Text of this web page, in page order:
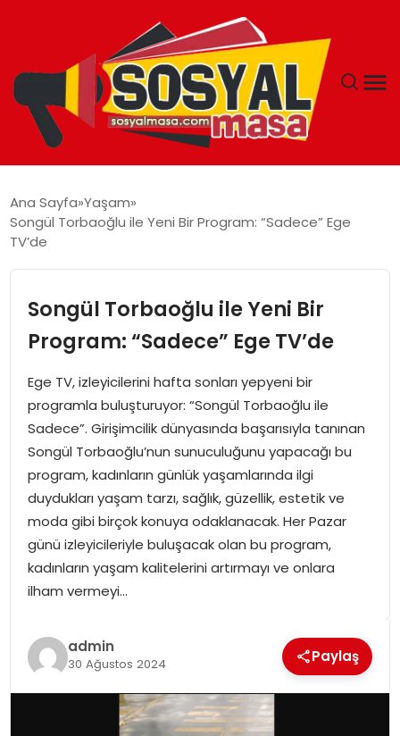
EKONOMI
TEKNOLOJI
EĞITIM
SPOR
MAGAZIN
Ana Sayfa Yaşam
Songül Torbaoğlu ile Yeni Bir Program: “Sadece” Ege
TV’de
Songül Torbaoğlu ile Yeni Bir
Program: “Sadece” Ege TV’de
Ege TV, izleyicilerini hafta sonları yepyeni bir
programla buluşturuyor: “Songül Torbaoğlu ile
Sadece”. Girişimcilik dünyasında başarısıyla tanınan
Songül Torbaoğlu’nun sunuculuğunu yapacağı bu
program, kadınların günlük yaşamlarında ilgi
duydukları yaşam tarzı, sağlık, güzellik, estetik ve
moda gibi birçok konuya odaklanacak. Her Pazar
günü izleyicileriyle buluşacak olan bu program,
kadınların yaşam kalitelerini artırmayı ve onlara
ilham vermeyi…
admin
30 Ağustos 2024 Paylaş